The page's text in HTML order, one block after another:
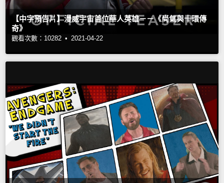
【中字預告片】漫威宇宙首位華人英雄－－《尚氣與十環傳
奇》
觀看次數：10282 • 2021-04-22